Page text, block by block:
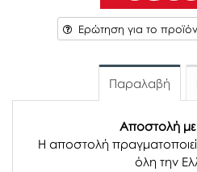
Ερώτηση για το προϊόν
Παραλαβή
Αποστολή
Η αποστολή
όλη την